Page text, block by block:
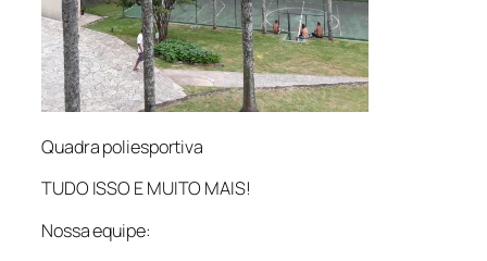
Quadra poliesportiva
TUDO ISSO E MUITO MAIS!
Nossa equipe: